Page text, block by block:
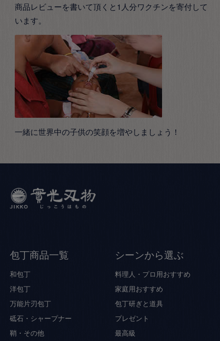
商品レビューを書いて頂くと1人分ワクチンを寄付して
います。
一緒に世界中の子供の笑顔を増やしましょう！
包丁商品一覧
和包丁
洋包丁
万能片刃包丁
砥石・シャープナー
鞘・その他
シーンから選ぶ
料理人・プロ用おすすめ
家庭用おすすめ
包丁研ぎと道具
プレゼント
最高級